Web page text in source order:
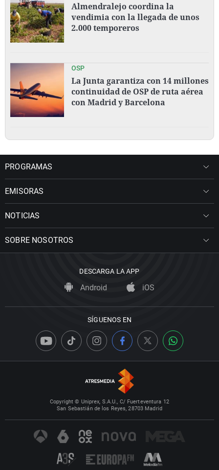
Almendralejo coordina la
vendimia con la llegada de unos
2.000 temporeros
OSP
La Junta garantiza con 14 millones
continuidad de OSP de ruta aérea
con Madrid y Barcelona
PROGRAMAS
EMISORAS
NOTICIAS
SOBRE NOSOTROS
DESCARGA LA APP
Android iOS
SÍGUENOS EN
Copyright © Uniprex, S.A.U., C/ Fuerteventura 12
San Sebastián de los Reyes, 28703 Madrid